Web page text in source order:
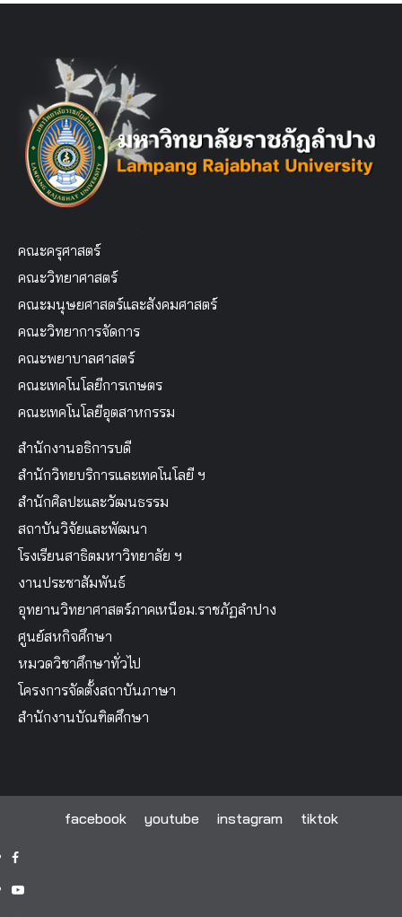
คณะครุศาสตร์
คณะวิทยาศาสตร์
คณะมนุษยศาสตร์และสังคมศาสตร์
คณะวิทยาการจัดการ
คณะพยาบาลศาสตร์
คณะเทคโนโลยีการเกษตร
คณะเทคโนโลยีอุตสาหกรรม
สำนักงานอธิการบดี
สำนักวิทยบริการและเทคโนโลยี ฯ
สำนักศิลปะและวัฒนธรรม
สถาบันวิจัยและพัฒนา
โรงเรียนสาธิตมหาวิทยาลัย ฯ
งานประชาสัมพันธ์
อุทยานวิทยาศาสตร์ภาคเหนือม.ราชภัฏลำปาง
ศูนย์สหกิจศึกษา
หมวดวิชาศึกษาทั่วไป
โครงการจัดตั้งสถาบันภาษา
สำนักงานบัณฑิตศึกษา
facebook youtube instagram tiktok
facebook
youtube